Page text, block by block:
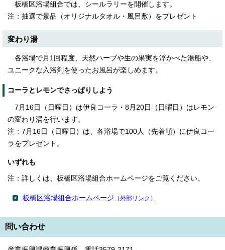
板橋区浴場組合では、シールラリーを開催します。
注：抽選で景品（オリジナルタオル・風呂敷）をプレゼント
変わり湯
各浴場で月1回程度、天然ハーブや生の果実を浮かべた湯船や、
ユニークな入浴剤を使ったお風呂が楽しめます。
コーラとレモンでさっぱりしよう
7月16日（日曜日）は伊良コーラ・8月20日（日曜日）はレモン
の変わり湯を行います。
注：7月16日（日曜日）は、各浴場で100人（先着順）に伊良コー
ラをプレゼント。
いずれも
注：詳しくは、板橋区浴場組合ホームページをご覧ください。
板橋区浴場組合ホームページ （外部リンク）
問い合わせ